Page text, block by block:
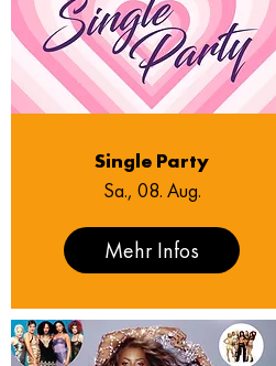
Single Party
Sa., 08. Aug.
Mehr Infos